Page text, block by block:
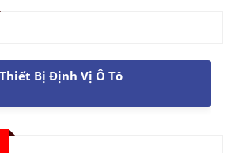
Thiết Bị Định Vị Ô Tô